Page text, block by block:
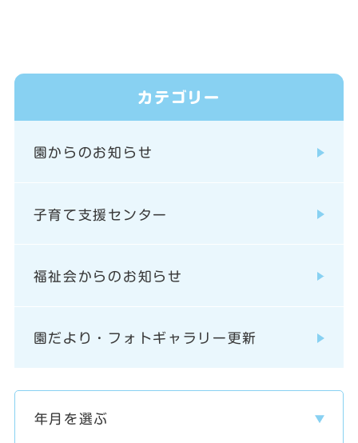
カテゴリー
園からのお知らせ
子育て支援センター
福祉会からのお知らせ
園だより・フォトギャラリー更新